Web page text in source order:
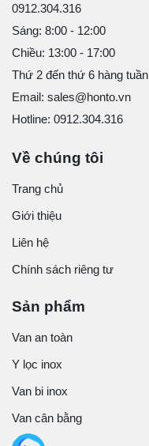
0912.304.316
Sáng: 8:00 - 12:00
Chiều: 13:00 - 17:00
Thứ 2 đến thứ 6 hàng tuần
Email: sales@honto.vn
Hotline: 0912.304.316
Về chúng tôi
Trang chủ
Giới thiệu
Liên hệ
Chính sách riêng tư
Sản phẩm
Van an toàn
Y lọc inox
Van bi inox
Van cân bằng